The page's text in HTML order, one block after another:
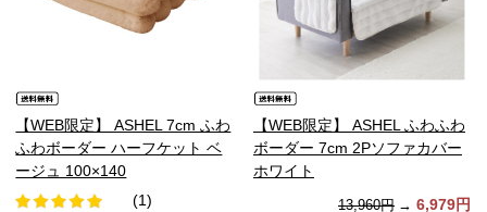
【WEB限定】 ASHEL 7cm ふわ
ふわボーダー ハーフケット ベ
ージュ 100×140
(1)
【WEB限定】 ASHEL ふわふわ
ボーダー 7cm 2Pソファカバー
ホワイト
13,960円 → 6,979円